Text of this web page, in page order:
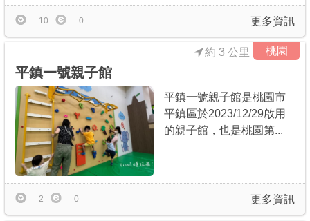
更多資訊
10 0
桃園
平鎮一號親子館
約 3 公里
平鎮一號親子館是桃園市
平鎮區於2023/12/29啟用
的親子館，也是桃園第...
更多資訊
2 0